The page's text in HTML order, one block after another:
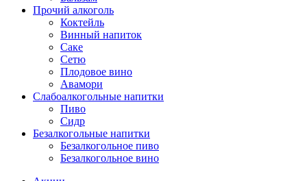
Прочий алкоголь
Коктейль
Винный напиток
Саке
Сетю
Плодовое вино
Авамори
Слабоалкогольные напитки
Пиво
Сидр
Безалкогольные напитки
Безалкогольное пиво
Безалкогольное вино